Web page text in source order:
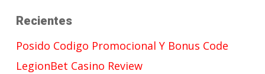
Recientes
Posido Codigo Promocional Y Bonus Code
LegionBet Casino Review